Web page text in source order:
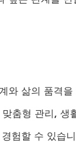
와 삶의 품격
춤형 관리, 생
험할 수 있습